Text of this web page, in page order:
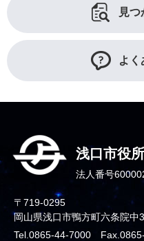
見
よく
浅口市役所
法人番号
〒719-0295
岡山県浅口市鴨方町六条院中
Tel.0865-44-7000